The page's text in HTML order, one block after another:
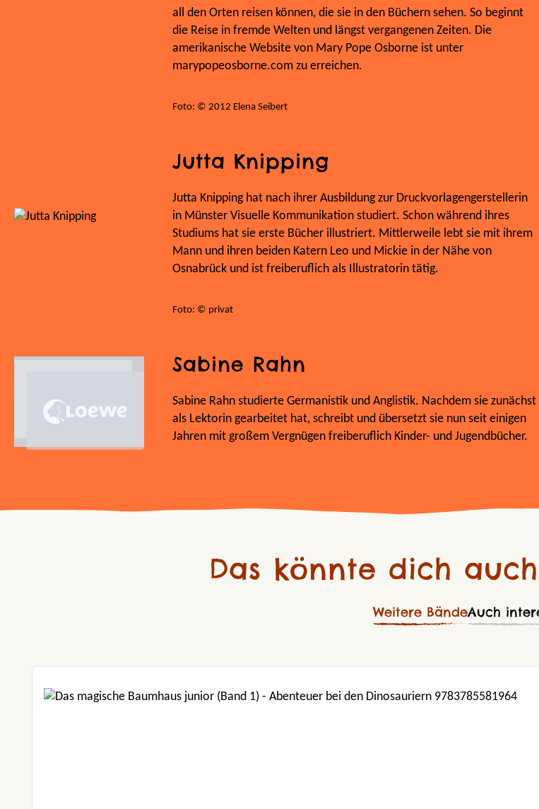
all den Orten reisen können, die sie in den Büchern sehen. So beginnt
die Reise in fremde Welten und längst vergangenen Zeiten. Die
amerikanische Website von Mary Pope Osborne ist unter
marypopeosborne.com zu erreichen.
Foto: © 2012 Elena Seibert
Jutta Knipping
Jutta Knipping hat nach ihrer Ausbildung zur Druckvorlagengerstellerin
in Münster Visuelle Kommunikation studiert. Schon während ihres
Studiums hat sie erste Bücher illustriert. Mittlerweile lebt sie mit ihrem
Mann und ihren beiden Katern Leo und Mickie in der Nähe von
Osnabrück und ist freiberuflich als Illustratorin tätig.
Foto: © privat
Sabine Rahn
Sabine Rahn studierte Germanistik und Anglistik. Nachdem sie zunächst
als Lektorin gearbeitet hat, schreibt und übersetzt sie nun seit einigen
Jahren mit großem Vergnügen freiberuflich Kinder- und Jugendbücher.
Das könnte dich
Weitere BändeAuch